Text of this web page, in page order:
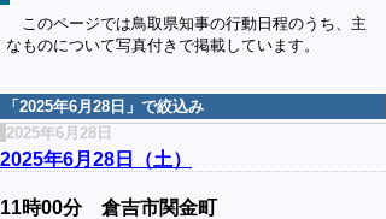
このページでは鳥取県知事の行動日程のうち、主
なものについて写真付きで掲載しています。
「 2025年6月28日 」で絞込み
2025年6月28日
2025年6月28日（土）
11時00分 倉吉市関金町